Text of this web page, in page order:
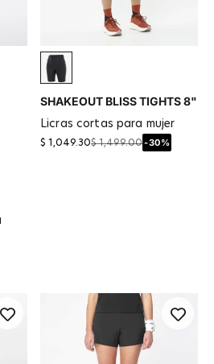
Deep Black
SHAKEOUT BLISS TIGHTS 8"
licras cortas para mujer
$ 1,049.30$ 1,499.00-30%